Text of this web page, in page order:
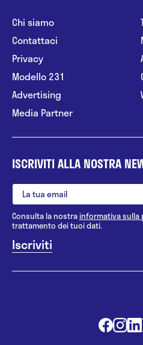
Chi siamo
Contattaci
Privacy
Modello 231
Advertising
Media Partner
ISCRIVITI ALLA NOSTRA
Consulta la nostrainformativa sulla
trattamento dei tuoi dati.